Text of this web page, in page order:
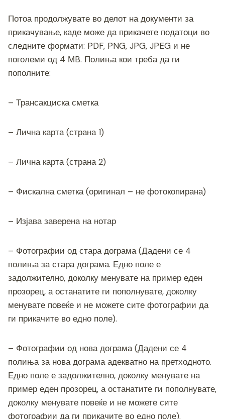
Потоа продолжувате во делот на документи за
прикачување, каде може да прикачете податоци во
следните формати: PDF, PNG, JPG, JPEG и не
поголеми од 4 МB. Полиња кои треба да ги
пополните:
– Трансакциска сметка
– Лична карта (страна 1)
– Лична карта (страна 2)
– Фискална сметка (оригинал – не фотокопирана)
– Изјава заверена на нотар
– Фотографии од стара дограма (Дадени се 4
полиња за стара дограма. Едно поле е
задолжително, доколку менувате на пример еден
прозорец, а останатите ги пополнувате, доколку
менувате повеќе и не можете сите фотографии да
ги прикачите во едно поле).
– Фотографии од нова дограма (Дадени се 4
полиња за нова дограма адекватно на претходното.
Едно поле е задолжително, доколку менувате на
пример еден прозорец, а останатите ги пополнувате,
доколку менувате повеќе и не можете сите
фотографии да ги прикачите во едно поле).